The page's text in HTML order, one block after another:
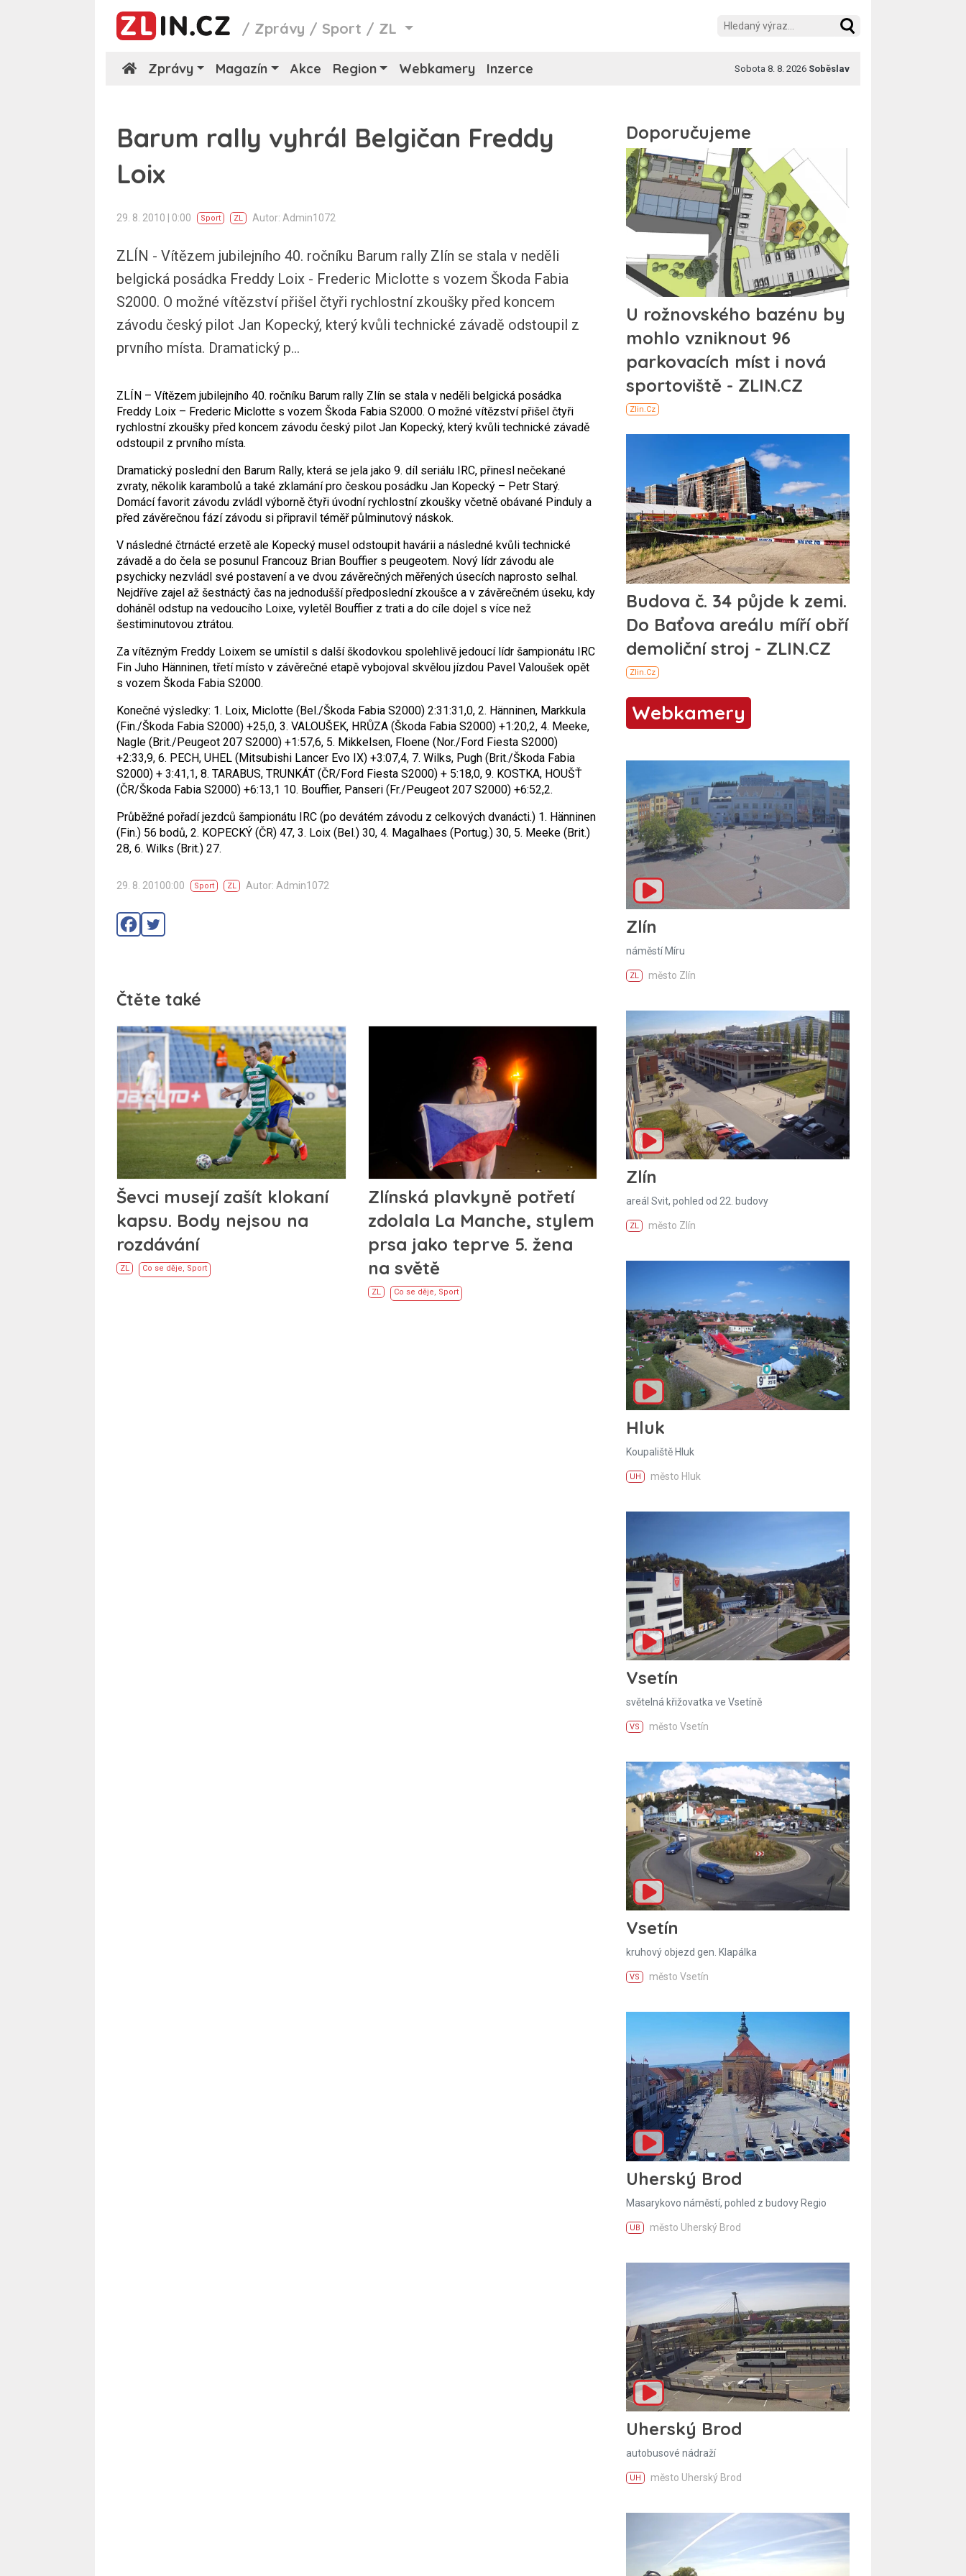
/ Zprávy /Sport / ZL
Zprávy Magazín Akce Region Webkamery Inzerce Sobota 8. 8. 2026 Soběslav
Barum rally vyhrál Belgičan Freddy
Loix
29. 8. 2010 | 0:00 Sport ZL Autor: Admin1072
ZLÍN - Vítězem jubilejního 40. ročníku Barum rally Zlín se stala v neděli
belgická posádka Freddy Loix - Frederic Miclotte s vozem Škoda Fabia
S2000. O možné vítězství přišel čtyři rychlostní zkoušky před koncem
závodu český pilot Jan Kopecký, který kvůli technické závadě odstoupil z
prvního místa. Dramatický p...
ZLÍN – Vítězem jubilejního 40. ročníku Barum rally Zlín se stala v neděli belgická posádka
Freddy Loix – Frederic Miclotte s vozem Škoda Fabia S2000. O možné vítězství přišel čtyři
rychlostní zkoušky před koncem závodu český pilot Jan Kopecký, který kvůli technické závadě
odstoupil z prvního místa.
Dramatický poslední den Barum Rally, která se jela jako 9. díl seriálu IRC, přinesl nečekané
zvraty, několik karambolů a také zklamání pro českou posádku Jan Kopecký – Petr Starý.
Domácí favorit závodu zvládl výborně čtyři úvodní rychlostní zkoušky včetně obávané Pinduly a
před závěrečnou fází závodu si připravil téměř půlminutový náskok.
V následné čtrnácté erzetě ale Kopecký musel odstoupit havárii a následné kvůli technické
závadě a do čela se posunul Francouz Brian Bouffier s peugeotem. Nový lídr závodu ale
psychicky nezvládl své postavení a ve dvou závěrečných měřených úsecích naprosto selhal.
Nejdříve zajel až šestnáctý čas na jednodušší předposlední zkoušce a v závěrečném úseku, kdy
doháněl odstup na vedoucího Loixe, vyletěl Bouffier z trati a do cíle dojel s více než
šestiminutovou ztrátou.
Za vítězným Freddy Loixem se umístil s další škodovkou spolehlivě jedoucí lídr šampionátu IRC
Fin Juho Hänninen, třetí místo v závěrečné etapě vybojoval skvělou jízdou Pavel Valoušek opět
s vozem Škoda Fabia S2000.
Konečné výsledky: 1. Loix, Miclotte (Bel./Škoda Fabia S2000) 2:31:31,0, 2. Hänninen, Markkula
(Fin./Škoda Fabia S2000) +25,0, 3. VALOUŠEK, HRŮZA (Škoda Fabia S2000) +1:20,2, 4. Meeke,
Nagle (Brit./Peugeot 207 S2000) +1:57,6, 5. Mikkelsen, Floene (Nor./Ford Fiesta S2000)
+2:33,9, 6. PECH, UHEL (Mitsubishi Lancer Evo IX) +3:07,4, 7. Wilks, Pugh (Brit./Škoda Fabia
S2000) + 3:41,1, 8. TARABUS, TRUNKÁT (ČR/Ford Fiesta S2000) + 5:18,0, 9. KOSTKA, HOUŠŤ
(ČR/Škoda Fabia S2000) +6:13,1 10. Bouffier, Panseri (Fr./Peugeot 207 S2000) +6:52,2.
Průběžné pořadí jezdců šampionátu IRC (po devátém závodu z celkových dvanácti.) 1. Hänninen
(Fin.) 56 bodů, 2. KOPECKÝ (ČR) 47, 3. Loix (Bel.) 30, 4. Magalhaes (Portug.) 30, 5. Meeke (Brit.)
28, 6. Wilks (Brit.) 27.
29. 8. 20100:00 Sport ZL Autor: Admin1072
Čtěte také
Ševci musejí zašít klokaní
kapsu. Body nejsou na
rozdávání
ZL Co se děje, Sport
Zlínská plavkyně potřetí
zdolala La Manche, stylem
prsa jako teprve 5. žena
na světě
ZL Co se děje, Sport
Webkamery
Zlín
náměstí Míru
ZL město Zlín
Zlín
areál Svit, pohled od 22. budovy
ZL město Zlín
Hluk
Koupaliště Hluk
UH město Hluk
Vsetín
světelná křižovatka ve Vsetíně
VS město Vsetín
Vsetín
kruhový objezd gen. Klapálka
VS město Vsetín
Uherský Brod
Masarykovo náměstí, pohled z budovy Regio
UB město Uherský Brod
Uherský Brod
autobusové nádraží
UH město Uherský Brod